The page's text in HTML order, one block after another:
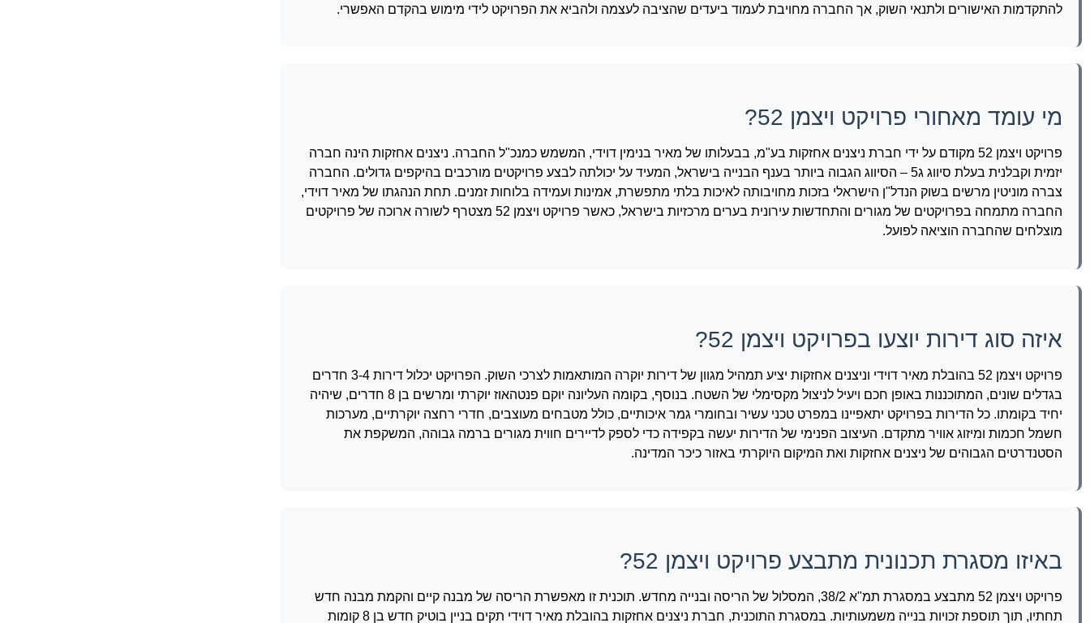
להתקדמות האישורים ולתנאי השוק, אך החברה מחויבת לעמוד ביעדים שהציבה לעצמה ולהביא את הפרויקט לידי מימוש בהקדם האפשרי.
מי עומד מאחורי פרויקט ויצמן 52?
פרויקט ויצמן 52 מקודם על ידי חברת ניצנים אחזקות בע"מ, בבעלותו של מאיר בנימין דוידי, המשמש כמנכ"ל החברה. ניצנים אחזקות הינה חברה
יזמית וקבלנית בעלת סיווג ג5 – הסיווג הגבוה ביותר בענף הבנייה בישראל, המעיד על יכולתה לבצע פרויקטים מורכבים בהיקפים גדולים. החברה
צברה מוניטין מרשים בשוק הנדל"ן הישראלי בזכות מחויבותה לאיכות בלתי מתפשרת, אמינות ועמידה בלוחות זמנים. תחת הנהגתו של מאיר דוידי,
החברה מתמחה בפרויקטים של מגורים והתחדשות עירונית בערים מרכזיות בישראל, כאשר פרויקט ויצמן 52 מצטרף לשורה ארוכה של פרויקטים
מוצלחים שהחברה הוציאה לפועל.
איזה סוג דירות יוצעו בפרויקט ויצמן 52?
פרויקט ויצמן 52 בהובלת מאיר דוידי וניצנים אחזקות יציע תמהיל מגוון של דירות יוקרה המותאמות לצרכי השוק. הפרויקט יכלול דירות 3-4 חדרים
בגדלים שונים, המתוכננות באופן חכם ויעיל לניצול מקסימלי של השטח. בנוסף, בקומה העליונה יוקם פנטהאוז יוקרתי ומרשים בן 8 חדרים, שיהיה
יחיד בקומתו. כל הדירות בפרויקט יתאפיינו במפרט טכני עשיר ובחומרי גמר איכותיים, כולל מטבחים מעוצבים, חדרי רחצה יוקרתיים, מערכות
חשמל חכמות ומיזוג אוויר מתקדם. העיצוב הפנימי של הדירות יעשה בקפידה כדי לספק לדיירים חווית מגורים ברמה גבוהה, המשקפת את
הסטנדרטים הגבוהים של ניצנים אחזקות ואת המיקום היוקרתי באזור כיכר המדינה.
באיזו מסגרת תכנונית מתבצע פרויקט ויצמן 52?
פרויקט ויצמן 52 מתבצע במסגרת תמ"א 38/2, המסלול של הריסה ובנייה מחדש. תוכנית זו מאפשרת הריסה של מבנה קיים והקמת מבנה חדש
תחתיו, תוך תוספת זכויות בנייה משמעותיות. במסגרת התוכנית, חברת ניצנים אחזקות בהובלת מאיר דוידי תקים בניין בוטיק חדש בן 8 קומות